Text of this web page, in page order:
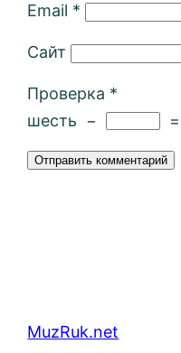
Email *
Сайт
Проверка *
шесть − =
MuzRuk.net